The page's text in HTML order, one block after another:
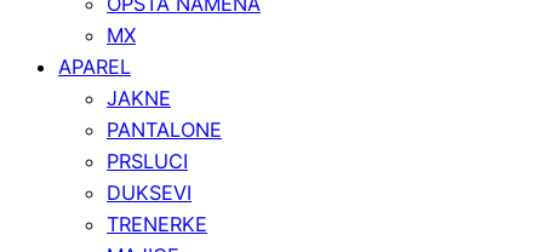
MX
APAREL
JAKNE
PANTALONE
PRSLUCI
DUKSEVI
TRENERKE